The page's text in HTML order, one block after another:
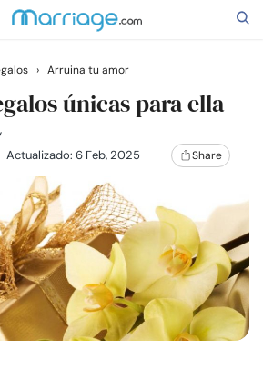
› Arruina tu amor
únicas para ella
Actualizado: 6 Feb, 2025 Share